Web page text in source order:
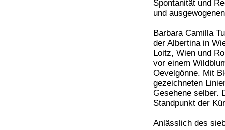
Spontanität und
und
Barbara Camilla
der Albertina in
Loitz, Wien und
vor einem
Oevelgönne. Mit
gezeichneten
Gesehene selber.
Standpunkt der
Anlässlich des